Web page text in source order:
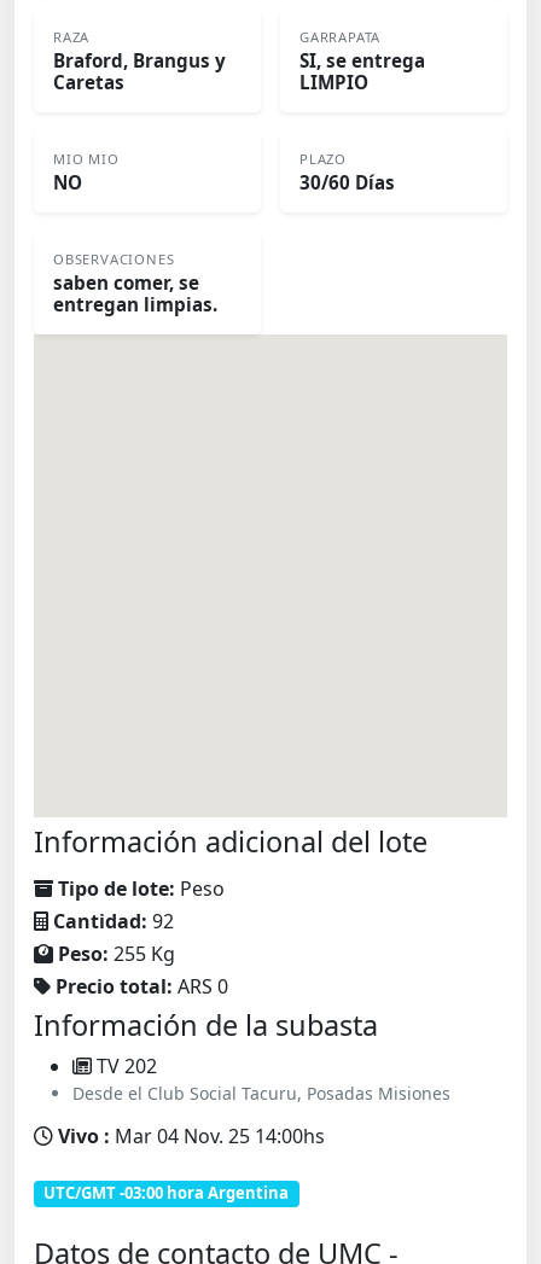
RAZA
Braford, Brangus y
Caretas
GARRAPATA
SI, se entrega
LIMPIO
MIO MIO
NO
PLAZO
30/60 Días
OBSERVACIONES
saben comer, se
entregan limpias.
Información adicional del lote
Tipo de lote: Peso
Cantidad: 92
Peso: 255 Kg
Precio total: ARS 0
Información de la subasta
TV 202
Desde el Club Social Tacuru, Posadas Misiones
Vivo : Mar 04 Nov. 25 14:00hs
UTC/GMT -03:00 hora Argentina
Datos de contacto de UMC -